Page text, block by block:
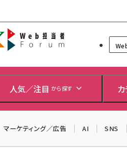
Web担当者
人気／注目 から探す
マーケティング／広告 AI SNS
＼
▼